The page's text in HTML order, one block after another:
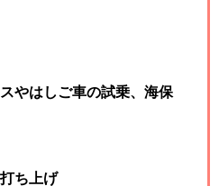
やはしご車の試乗、海保
ち上げ